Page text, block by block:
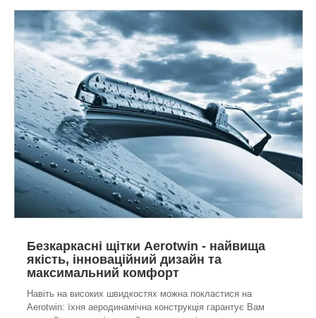
Безкаркасні щітки Aerotwin - найвища
якість, інноваційний дизайн та
максимальний комфорт
Навіть на високих швидкостях можна покластися на
Aerotwin: їхня аеродинамічна конструкція гарантує Вам